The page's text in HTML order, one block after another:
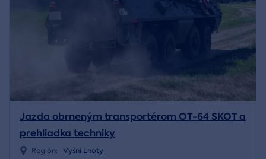
Jazda obrneným transportérom OT-64 SKOT a
prehliadka techniky
Región: Vyšní Lhoty